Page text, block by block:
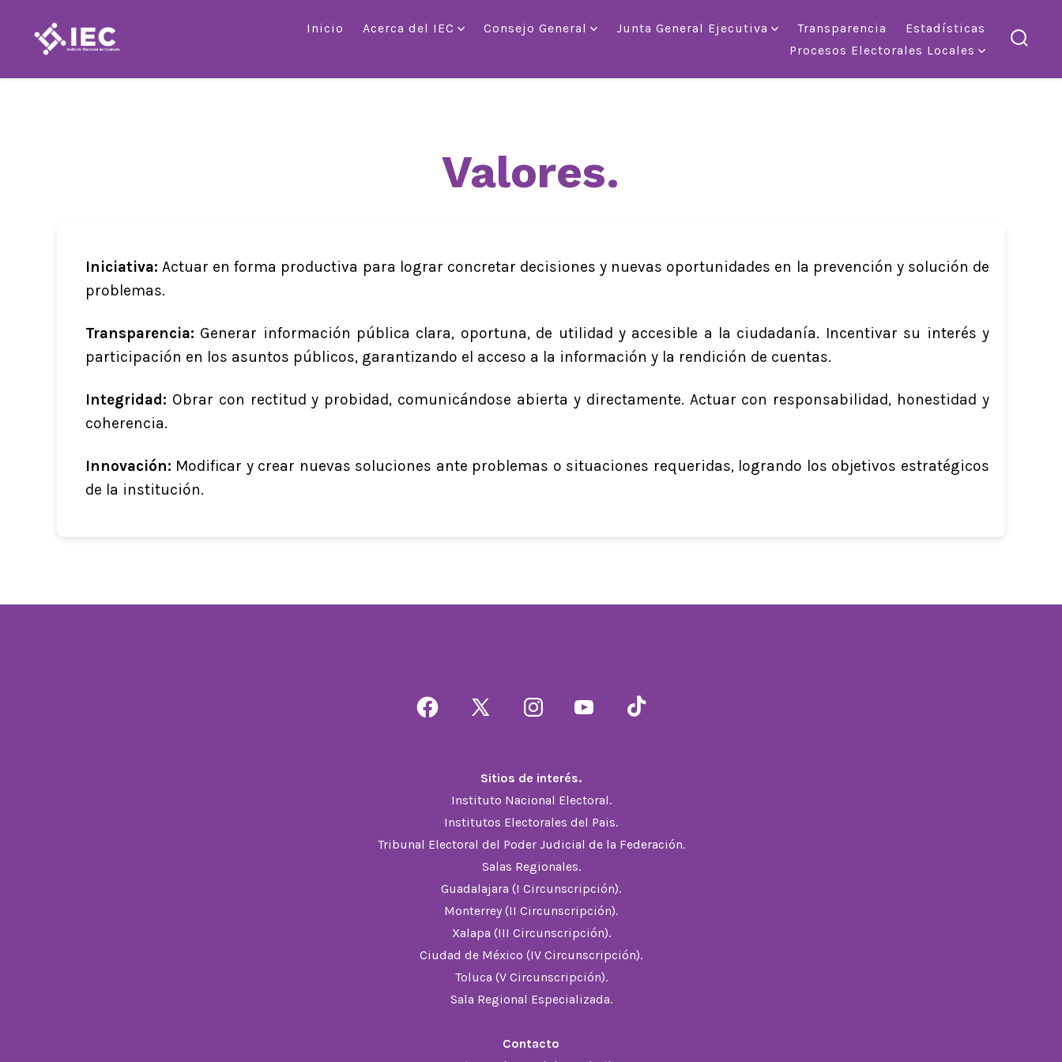
contenido
Inicio Acerca del IEC Consejo General Junta General Ejecutiva Transparencia
Estadísticas
Procesos Electorales Locales
Valores.
Iniciativa: Actuar en forma productiva para lograr concretar decisiones y nuevas oportunidades en la prevención y solución de
problemas.
Transparencia: Generar información pública clara, oportuna, de utilidad y accesible a la ciudadanía. Incentivar su interés y
participación en los asuntos públicos, garantizando el acceso a la información y la rendición de cuentas.
Integridad: Obrar con rectitud y probidad, comunicándose abierta y directamente. Actuar con responsabilidad, honestidad y
coherencia.
Innovación: Modificar y crear nuevas soluciones ante problemas o situaciones requeridas, logrando los objetivos estratégicos
de la institución.
Abrir
nueva
pestaña
Abrir
una
nueva
pestaña
Abrir
una
nueva
pestaña
Abrir
nueva
pestaña
Abrir
Sitios de interés.
Instituto Nacional Electoral.
Institutos Electorales del Pais.
Tribunal Electoral del Poder Judicial de la Federación.
Salas Regionales.
Guadalajara (I Circunscripción).
Monterrey (II Circunscripción).
Xalapa (III Circunscripción).
Ciudad de México (IV Circunscripción).
Toluca (V Circunscripción).
Sala Regional Especializada.
Contacto